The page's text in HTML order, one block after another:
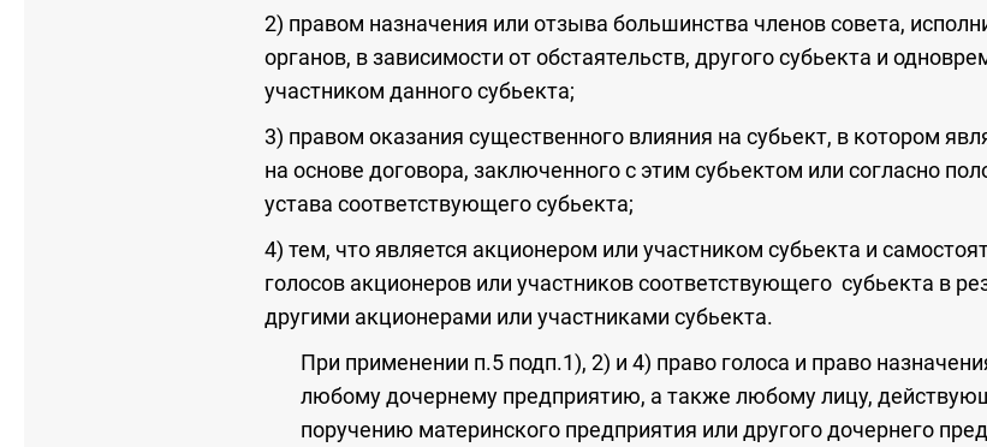
2) правом назначения или отзыва большинства членов совета,
органов, в зависимости от обстаятельств, другого субьекта и
участником данного субьекта;
3) правом оказания существенного влияния на субьект, в котором
на основе договора, заключенного с этим субьектом или согласно
устава соответствующего субьекта;
4) тем, что является акционером или участником субьекта и
голосов акционеров или участников соответствующего субьекта в
другими акционерами или участниками субьекта.
При применении п.5 подп.1), 2) и 4) право голоса и право
любому дочернему предприятию, а также любому лицу,
поручению материнского предприятия или другого дочернего